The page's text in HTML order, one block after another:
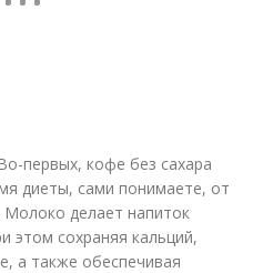
первых, кофе без сахара
диеты, сами понимаете, от
Молоко делает напиток
этом сохраняя кальций,
а также обеспечивая